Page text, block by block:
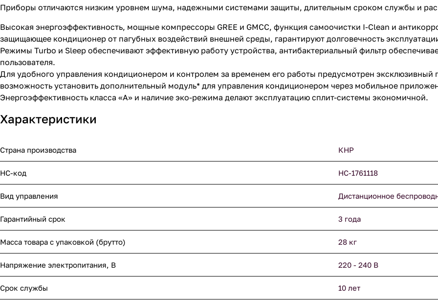
Приборы отличаются низким уровнем шума, надежными системами защиты, длительным сроком службы и
Высокая энергоэффективность, мощные компрессоры GREE и GMCC, функция самоочистки I-Clean и
защищающее кондиционер от пагубных воздействий внешней среды, гарантируют долговечность
Режимы Turbo и Sleeр обеспечивают эффективную работу устройства, антибактериальный фильтр
пользователя.
Для удобного управления кондиционером и контролем за временем его работы предусмотрен эксклюзивный
возможность установить дополнительный модуль* для управления кондиционером через мобильное
Энергоэффективность класса «А» и наличие эко-режима делают эксплуатацию сплит-системы экономичной.
Характеристики
Страна производства КНР
НС-код НС-1761118
Вид управления Дистанционное
Гарантийный срок 3 года
Масса товара с упаковкой (брутто) 28 кг
Напряжение электропитания, В 220 - 240 В
Срок службы 10 лет